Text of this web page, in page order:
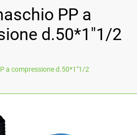
PP a
d.50*1"1/2
a compressione d.50*1"1/2